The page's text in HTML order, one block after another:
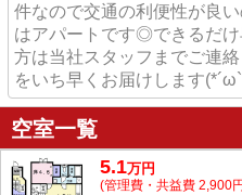
件なので交通の利便性が良
はアパートです◎できるだ
方は当社スタッフまでご連
をいち早くお届けします
空室一覧
5.1万円
(管理費・共益費 2,900